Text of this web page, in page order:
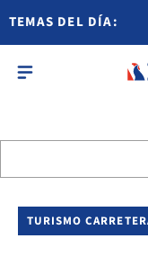
TEMAS DEL DÍA:
TURISMO